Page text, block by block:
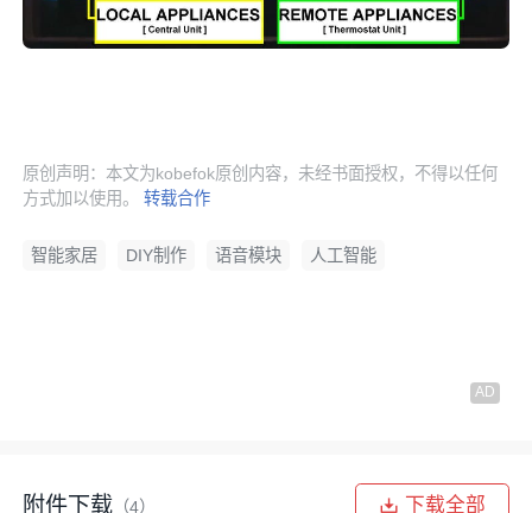
原创声明：本文为kobefok原创内容，未经书面授权，不得以任何
方式加以使用。转载合作
智能家居 DIY制作 语音模块 人工智能
附件下载 （4） 下载全部